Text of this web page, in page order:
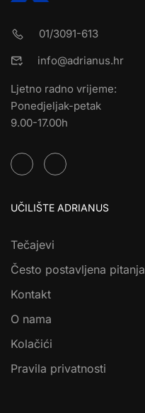
01/3091-613
info@adrianus.hr
Ljetno radno vrijeme:
Ponedjeljak-petak
9.00-17.00h
UČILIŠTE ADRIANUS
Tečajevi
Često postavljena pitanja
Kontakt
O nama
Kolačići
Pravila privatnosti